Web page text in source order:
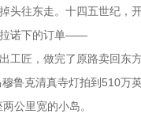
头往东走。十四五世纪，
拉诺下的订单——
工匠，做完了原路卖回东方
鲁克清真寺灯拍到510
公里宽的小岛。